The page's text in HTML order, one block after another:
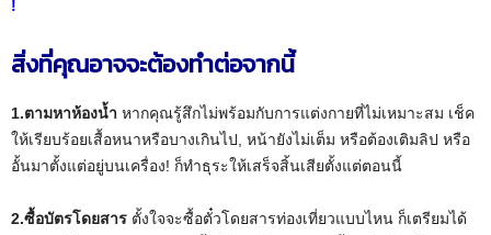
!
สิ่งที่คุณอาจจะต้องทำต่อจากนี้
1.ตามหาห้องน้ำ หากคุณรู้สึกไม่พร้อมกับการแต่งกายที่ไม่เหมาะสม เช็ค
ให้เรียบร้อยเสื้อหนาหรือบางเกินไป, หน้ายังไม่เต็ม หรือต้องเติมลิป หรือ
อั้นมาตั้งแต่อยู่บนเครื่อง! ก็ทำธุระให้เสร็จสิ้นเสียตั้งแต่ตอนนี้
2.ซื้อบัตรโดยสาร ตั้งใจจะซื้อตั๋วโดยสารท่องเที่ยวแบบไหน ก็เตรียมได้